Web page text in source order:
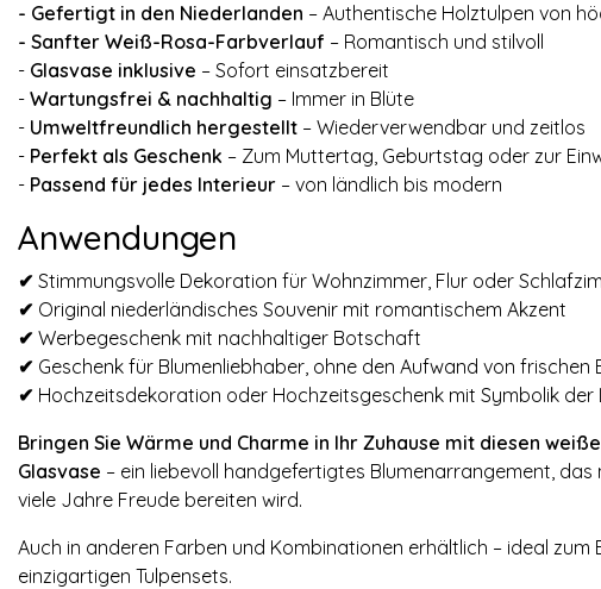
- Gefertigt in den Niederlanden – Authentische Holztulpen von
- Sanfter Weiß-Rosa-Farbverlauf – Romantisch und stilvoll
- Glasvase inklusive – Sofort einsatzbereit
- Wartungsfrei & nachhaltig – Immer in Blüte
- Umweltfreundlich hergestellt – Wiederverwendbar und zeitlos
- Perfekt als Geschenk – Zum Muttertag, Geburtstag oder zur
- Passend für jedes Interieur – von ländlich bis modern
Anwendungen
✔ Stimmungsvolle Dekoration für Wohnzimmer, Flur oder
✔ Original niederländisches Souvenir mit romantischem Akzent
✔ Werbegeschenk mit nachhaltiger Botschaft
✔ Geschenk für Blumenliebhaber, ohne den Aufwand von frischen
✔ Hochzeitsdekoration oder Hochzeitsgeschenk mit Symbolik der
Bringen Sie Wärme und Charme in Ihr Zuhause mit diesen
Glasvase – ein liebevoll handgefertigtes Blumenarrangement, das
viele Jahre Freude bereiten wird.
Auch in anderen Farben und Kombinationen erhältlich – ideal zum
einzigartigen Tulpensets.